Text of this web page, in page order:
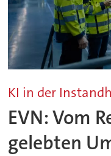
KI in der
EVN: Vom
gelebten